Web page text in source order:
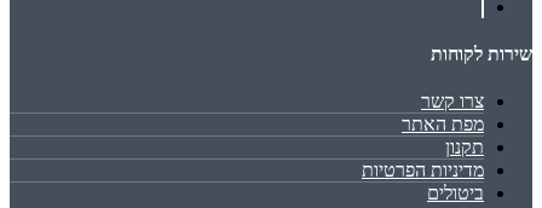
שירות לקוחות
צרו קשר
מפת האתר
תקנון
מדיניות הפרטיות
ביטולים